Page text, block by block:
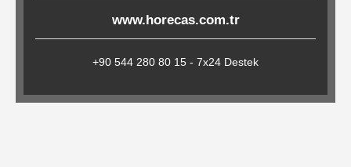
Amerikan
Servisler
www.horecas.com.tr
+90 544 280 80 15 - 7x24 Destek